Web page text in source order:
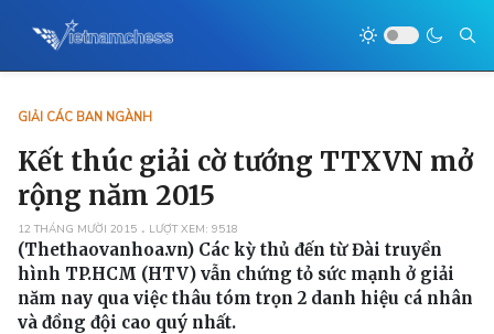
GIẢI CÁC BAN NGÀNH
Kết thúc giải cờ tướng TTXVN mở
rộng năm 2015
12 THÁNG MƯỜI 2015 LƯỢT XEM: 9518
(Thethaovanhoa.vn) Các kỳ thủ đến từ Đài truyền
hình TP.HCM (HTV) vẫn chứng tỏ sức mạnh ở giải
năm nay qua việc thâu tóm trọn 2 danh hiệu cá nhân
và đồng đội cao quý nhất.